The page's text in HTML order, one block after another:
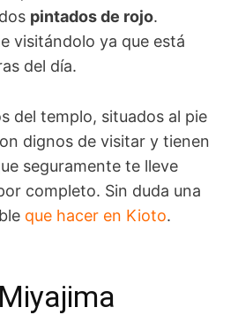
pintados de rojo.
visitándolo ya que está
del día.
del templo, situados al pie
dignos de visitar y tienen
seguramente te lleve
completo. Sin duda una
que hacer en Kioto.